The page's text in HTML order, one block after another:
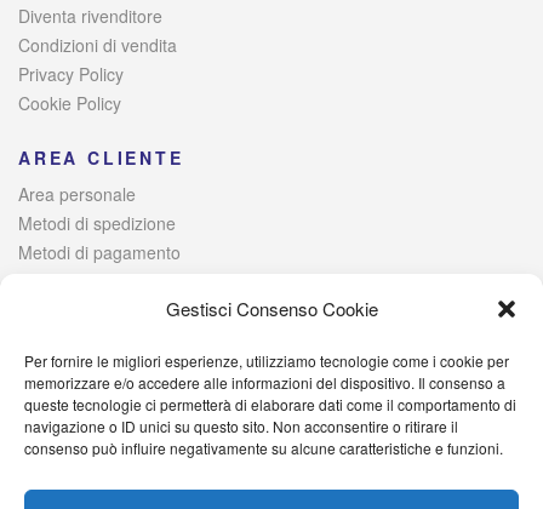
Gestisci Consenso Cookie
Per fornire le migliori esperienze, utilizziamo tecnologie come i cookie per
memorizzare e/o accedere alle informazioni del dispositivo. Il consenso a
queste tecnologie ci permetterà di elaborare dati come il comportamento di
navigazione o ID unici su questo sito. Non acconsentire o ritirare il
consenso può influire negativamente su alcune caratteristiche e funzioni.
Diventa rivenditore
Condizioni di vendita
Privacy Policy
Cookie Policy
AREA CLIENTE
Area personale
Metodi di spedizione
Metodi di pagamento
© 2021 Italia Magazzini di Lombardo Raffaele – Via Giovanni
Iervolino, 384 – 80040 Poggiomarino (NA) Iscritta alla Camera di
Commercio di Napoli – P. IVA: 09527701214 – C.F.